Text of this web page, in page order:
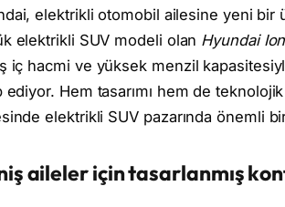
elektrikli otomobil ailesine yeni bir
elektrikli SUV modeli olan Hyundai
iç hacmi ve yüksek menzil
ediyor. Hem tasarımı hem de
elektrikli SUV pazarında önemli
aileler için tasarlanmış